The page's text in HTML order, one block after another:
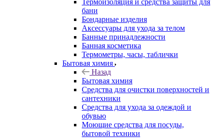
Термоизоляция и средства защиты для
бани
Бондарные изделия
Аксеcсуары для ухода за телом
Банные принадлежности
Банная косметика
Термометры, часы, таблички
Бытовая химия
Назад
Бытовая химия
Средства для очистки поверхностей и
сантехники
Средства для ухода за одеждой и
обувью
Моющие средства для посуды,
бытовой техники